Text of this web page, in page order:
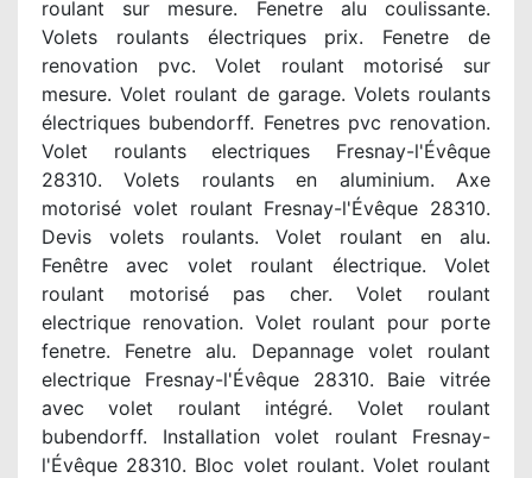
roulant sur mesure. Fenetre alu coulissante.
Volets roulants électriques prix. Fenetre de
renovation pvc. Volet roulant motorisé sur
mesure. Volet roulant de garage. Volets roulants
électriques bubendorff. Fenetres pvc renovation.
Volet roulants electriques Fresnay-l'Évêque
28310. Volets roulants en aluminium. Axe
motorisé volet roulant Fresnay-l'Évêque 28310.
Devis volets roulants. Volet roulant en alu.
Fenêtre avec volet roulant électrique. Volet
roulant motorisé pas cher. Volet roulant
electrique renovation. Volet roulant pour porte
fenetre. Fenetre alu. Depannage volet roulant
electrique Fresnay-l'Évêque 28310. Baie vitrée
avec volet roulant intégré. Volet roulant
bubendorff. Installation volet roulant Fresnay-
l'Évêque 28310. Bloc volet roulant. Volet roulant